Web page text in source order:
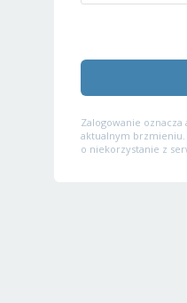
Zalogowanie oznacza
aktualnym brzmieniu.
o niekorzystanie z